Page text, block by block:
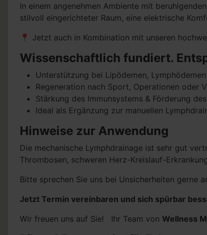
In einem angenehmen Ambiente mit
stilvoll eingerichteter Raum, eine elektrische
📍 Jetzt auch in Kombination mit unseren
Wissenschaftlich fundiert.
Unterstützung bei Lipödemen,
Regeneration nach Sport, Operationen oder
Stärkung des Immunsystems & Förderung
Ideal als Ergänzung zur manuellen
Hinweise zur Anwendung
Die mechanische Lymphdrainage ist sehr gut
Thrombosen, schweren Herz-Kreislauf-
Bitte sprechen Sie uns bei Unsicherheiten gerne
Jetzt Termin vereinbaren und sich spürbar
Wir freuen uns auf Sie! Ihr Team von Wellness